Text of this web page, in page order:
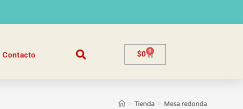
Contacto $0 0
> Tienda > Mesa redonda